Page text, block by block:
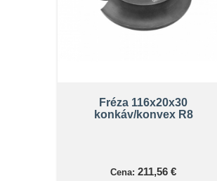
Fréza 116x20x30
konkáv/konvex R8
Cena:211,56 €